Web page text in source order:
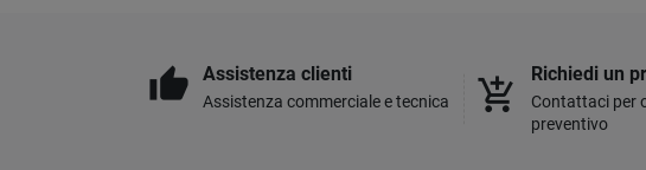
thumb_up Assistenza clienti
Assistenza commerciale e tecnica add_shopping_cart
Richiedi un
Contattaci per
preventivo